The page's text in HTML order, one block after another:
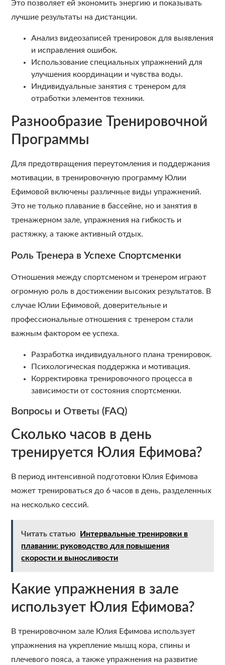
Это позволяет ей экономить энергию и показывать
лучшие результаты на дистанции.
Анализ видеозаписей тренировок для выявления
и исправления ошибок.
Использование специальных упражнений для
улучшения координации и чувства воды.
Индивидуальные занятия с тренером для
отработки элементов техники.
Разнообразие Тренировочной
Программы
Для предотвращения переутомления и поддержания
мотивации, в тренировочную программу Юлии
Ефимовой включены различные виды упражнений.
Это не только плавание в бассейне, но и занятия в
тренажерном зале, упражнения на гибкость и
растяжку, а также активный отдых.
Роль Тренера в Успехе Спортсменки
Отношения между спортсменом и тренером играют
огромную роль в достижении высоких результатов. В
случае Юлии Ефимовой, доверительные и
профессиональные отношения с тренером стали
важным фактором ее успеха.
Разработка индивидуального плана тренировок.
Психологическая поддержка и мотивация.
Корректировка тренировочного процесса в
зависимости от состояния спортсменки.
Вопросы и Ответы (FAQ)
Сколько часов в день
тренируется Юлия Ефимова?
В период интенсивной подготовки Юлия Ефимова
может тренироваться до 6 часов в день, разделенных
на несколько сессий.
Читать статью
Интервальные тренировки в
плавании: руководство для повышения
скорости и выносливости
Какие упражнения в зале
использует Юлия Ефимова?
В тренировочном зале Юлия Ефимова использует
упражнения на укрепление мышц кора, спины и
плечевого пояса, а также упражнения на развитие